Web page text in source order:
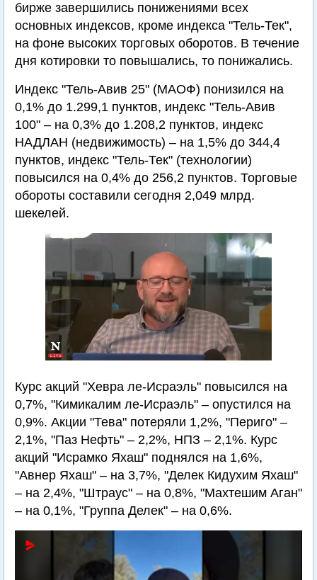
бирже завершились понижениями всех
основных индексов, кроме индекса "Тель-Тек",
на фоне высоких торговых оборотов. В течение
дня котировки то повышались, то понижались.
Индекс "Тель-Авив 25" (МАОФ) понизился на
0,1% до 1.299,1 пунктов, индекс "Тель-Авив
100" – на 0,3% до 1.208,2 пунктов, индекс
НАДЛАН (недвижимость) – на 1,5% до 344,4
пунктов, индекс "Тель-Тек" (технологии)
повысился на 0,4% до 256,2 пунктов. Торговые
обороты составили сегодня 2,049 млрд.
шекелей.
Курс акций "Хевра ле-Исраэль" повысился на
0,7%, "Кимикалим ле-Исраэль" – опустился на
0,9%. Акции "Тева" потеряли 1,2%, "Периго" –
2,1%, "Паз Нефть" – 2,2%, НПЗ – 2,1%. Курс
акций "Исрамко Яхаш" поднялся на 1,6%,
"Авнер Яхаш" – на 3,7%, "Делек Кидухим Яхаш"
– на 2,4%, "Штраус" – на 0,8%, "Махтешим Аган"
– на 0,1%, "Группа Делек" – на 0,6%.